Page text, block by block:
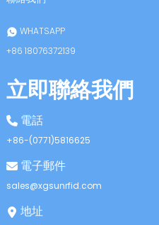
WHATSAPP
+86 18076372139
立即聯絡我們
電話
+86-(0771)5816625
電子郵件
sales@xgsunrfid.com
地址